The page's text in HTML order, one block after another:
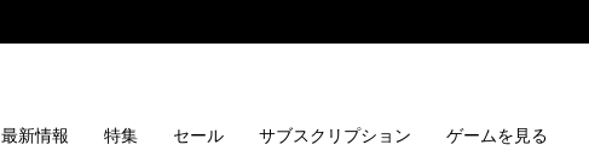
最新情報 特集 セール サブスクリプション ゲームを見る